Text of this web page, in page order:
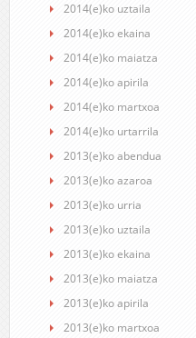
2014(e)ko uztaila
2014(e)ko ekaina
2014(e)ko maiatza
2014(e)ko apirila
2014(e)ko martxoa
2014(e)ko urtarrila
2013(e)ko abendua
2013(e)ko azaroa
2013(e)ko urria
2013(e)ko uztaila
2013(e)ko ekaina
2013(e)ko maiatza
2013(e)ko apirila
2013(e)ko martxoa